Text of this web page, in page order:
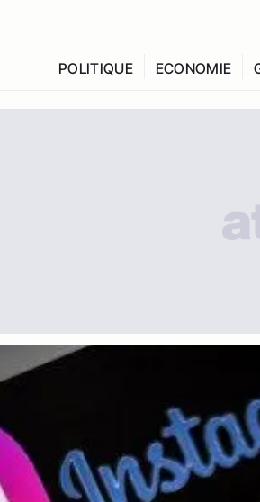
POLITIQUE ECONOMIE